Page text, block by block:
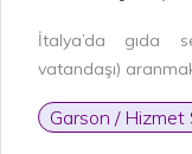
İtalya’da gıda
vatandaşı)
Garson / Hizmet